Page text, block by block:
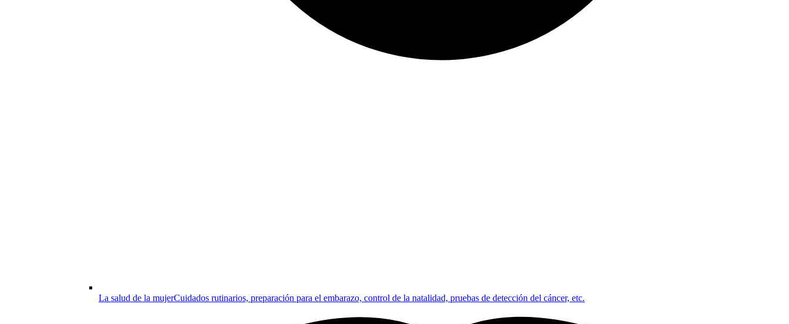
La salud de la mujerCuidados rutinarios, preparación para el embarazo, control de la natalidad, pruebas de detección del cáncer, etc.